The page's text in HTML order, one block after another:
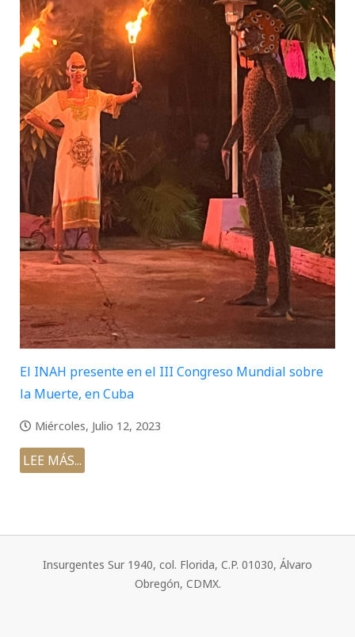
El INAH presente en el III Congreso Mundial sobre
la Muerte, en Cuba
Miércoles, Julio 12, 2023
LEE MÁS...
Insurgentes Sur 1940, col. Florida, C.P. 01030, Álvaro
Obregón, CDMX.